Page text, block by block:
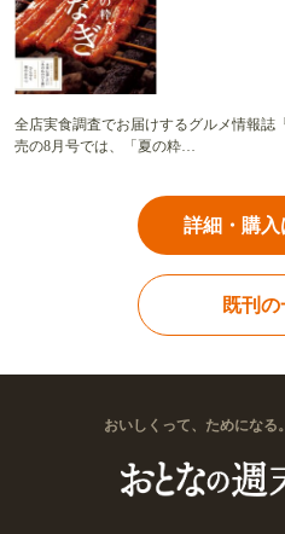
全店実食調査でお届けするグルメ情報誌
売の8月号では、「夏の粋…
詳細・購入
既刊
おいしくって、ためになる